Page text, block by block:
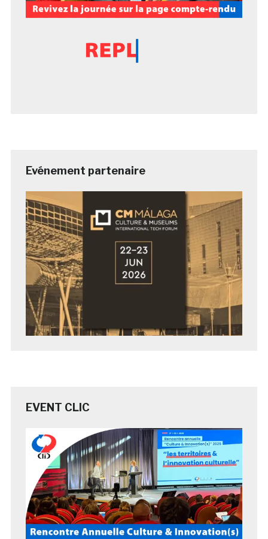
Evénement partenaire
EVENT CLIC